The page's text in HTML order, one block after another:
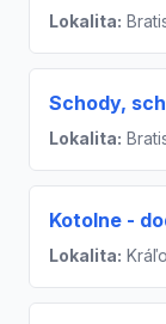
Lokalita:
Schody,
Lokalita:
Kotolne -
Lokalita: